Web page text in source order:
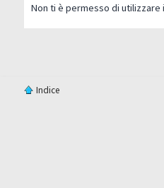
Non ti è permesso di utilizzare
Indice